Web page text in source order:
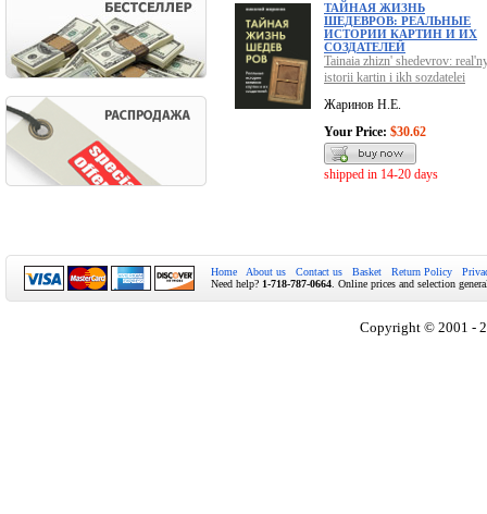
ТАЙНАЯ ЖИЗНЬ
ШЕДЕВРОВ: РЕАЛЬНЫЕ
ИСТОРИИ КАРТИН И ИХ
СОЗДАТЕЛЕЙ
Tainaia zhizn' shedevrov:
istorii kartin i ikh sozdatelei
Жаринов Н.Е.
Your Price: $30.62
shipped in 14-20 days
Home About us Contact us Basket Return Policy
Need help? 1-718-787-0664 . Online prices and selection
Copyright © 2001 -